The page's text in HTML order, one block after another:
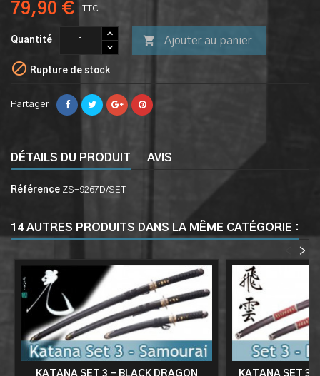
79,90 € TTC
Quantité  Ajouter au panier
 Rupture de stock
Partager
DÉTAILS DU PRODUIT AVIS
Référence ZS-9267D/SET
14 AUTRES PRODUITS DANS LA MÊME CATÉGORIE :
>